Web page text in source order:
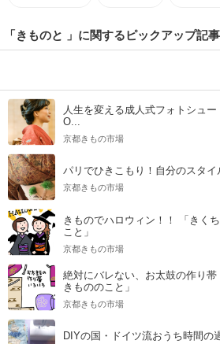
「きものと 」に関するピックアップ記事
人生を変える成人式フォトシュ
O...
京都きもの市場
パリでひきこもり！自分のスタイ
京都きもの市場
きものでハロウィン！！ 「きく
こと」
京都きもの市場
絶対にバレない、お太鼓の作り
きもののこと」
京都きもの市場
DIYの国・ドイツ流おうち時間の